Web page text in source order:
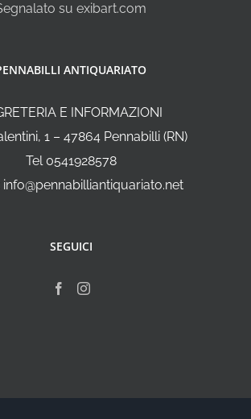
su exibart.com
ANTIQUARIATO
E INFORMAZIONI
1 – 47864 Pennabilli (RN)
Tel 0541928578
info@pennabilliantiquariato.net
SEGUICI